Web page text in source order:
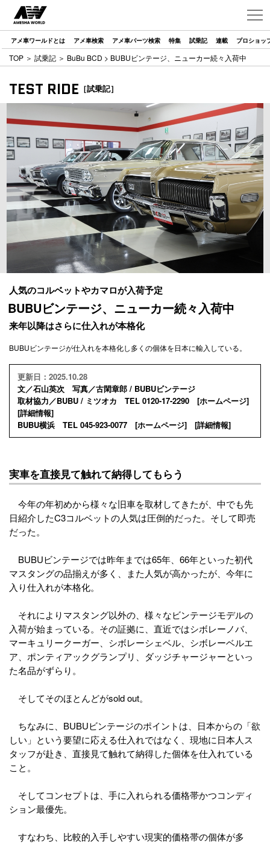
アメ車ワールドとは アメ車検索 アメ車パーツ検索 特集 試乗記 連載 プロショッ
TOP ＞ 試乗記 ＞ BuBu BCD > BUBUビンテージ、ニューカー続々入荷中
TEST RIDE ［試乗記］
人気のコルベットやカマロが入荷予定
BUBUビンテージ、ニューカー続々入荷中
来年以降はさらに仕入れが本格化
BUBUビンテージが仕入れを本格化し多くの個体を日本に輸入している。
更新日：2025.10.28
文／石山英次 写真／古閑章郎 / BUBUビンテージ
取材協力／BUBU / ミツオカ TEL 0120-17-2290 [ホームページ]
[詳細情報]
BUBU横浜 TEL 045-923-0077 [ホームページ] [詳細情報]
実車を直接見て触れて納得してもらう
今年の年初めから様々な旧車を取材してきたが、中でも先
日紹介したC3コルベットの人気は圧倒的だった。そして即売
だった。
BUBUビンテージでは昨年までは65年、66年といった初代
マスタングの品揃えが多く、また人気が高かったが、今年に
入り仕入れが本格化。
それによりマスタング以外の、様々なビンテージモデルの
入荷が始まっている。その証拠に、直近ではシボレーノバ、
マーキュリークーガー、シボレーシェベル、シボレーベルエ
ア、ポンティアックグランプリ、ダッジチャージャーといっ
た名品がずらり。
そしてそのほとんどがsold out。
ちなみに、BUBUビンテージのポイントは、日本からの「欲
しい」という要望に応える仕入れではなく、現地に日本人ス
タッフが赴き、直接見て触れて納得した個体を仕入れている
こと。
そしてコンセプトは、手に入れられる価格帯かつコンディ
ション最優先。
すなわち、比較的入手しやすい現実的価格帯の個体が多